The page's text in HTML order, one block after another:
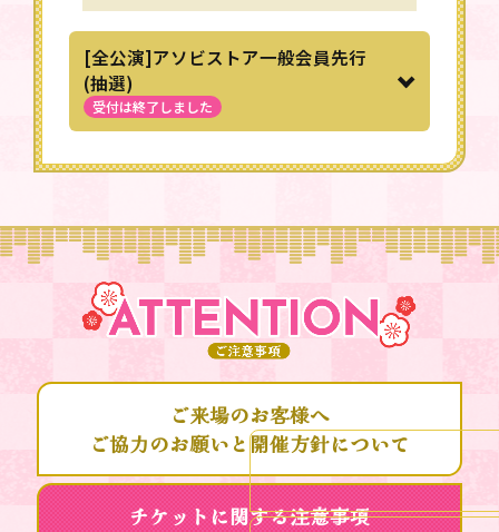
[全公演]アソビストア一般会員先行
(抽選)
ご来場のお客様へ
ご協力のお願いと開催方針について
チケットに関する注意事項